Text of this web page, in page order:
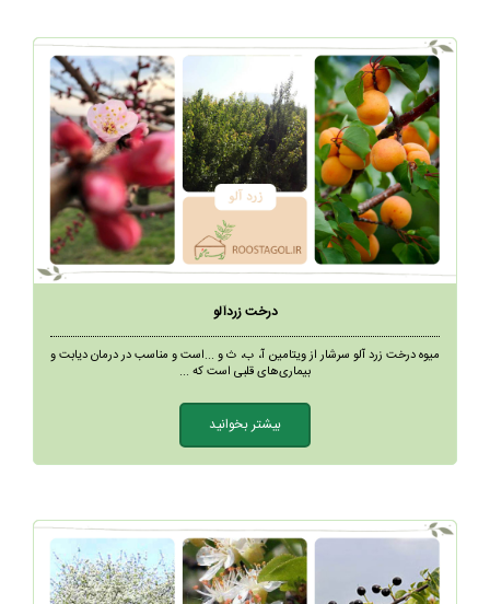
درخت زردآلو
میوه درخت زرد آلو سرشار از ویتامین آ، ب، ث و ...است و مناسب در درمان دیابت و
بیماری‌های قلبی است که ...
بیشتر بخوانید